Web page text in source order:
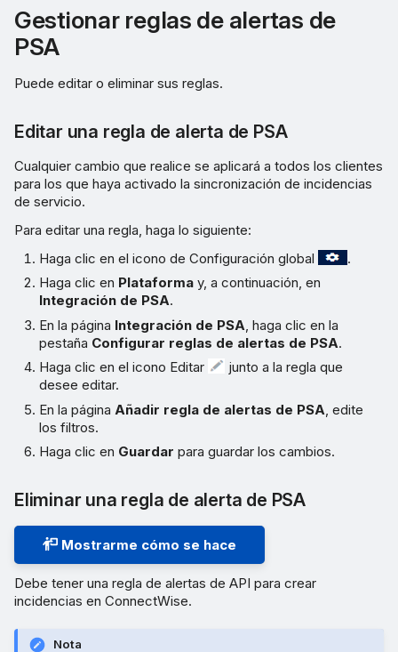
Gestionar reglas de alertas de
PSA
Puede editar o eliminar sus reglas.
Editar una regla de alerta de PSA
Cualquier cambio que realice se aplicará a todos los clientes
para los que haya activado la sincronización de incidencias
de servicio.
Para editar una regla, haga lo siguiente:
Haga clic en el icono de Configuración global
.
Haga clic en Plataforma y, a continuación, en
Integración de PSA.
En la página Integración de PSA, haga clic en la
pestaña Configurar reglas de alertas de PSA.
Haga clic en el icono Editar
junto a la regla que
desee editar.
En la páginaAñadir regla de alertas de PSA, edite
los filtros.
Haga clic en Guardar para guardar los cambios.
Eliminar una regla de alerta de PSA
Mostrarme cómo se hace
Debe tener una regla de alertas de API para crear
incidencias en ConnectWise.
Nota